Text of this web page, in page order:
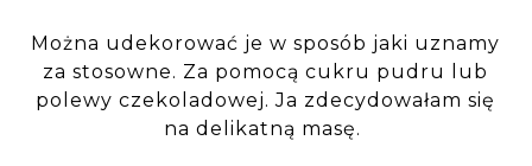
Można udekorować je w sposób jaki uznamy
za stosowne. Za pomocą cukru pudru lub
polewy czekoladowej. Ja zdecydowałam się
na delikatną masę.